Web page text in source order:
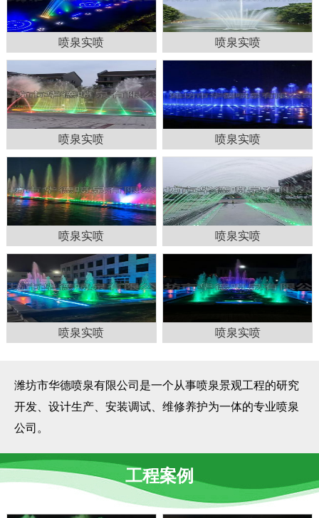
喷泉实喷 喷泉实喷
喷泉实喷 喷泉实喷
喷泉实喷 喷泉实喷
喷泉实喷 喷泉实喷
潍坊市华德喷泉有限公司是一个从事喷泉景观工程的研究
开发、设计生产、安装调试、维修养护为一体的专业喷泉
公司。
工程案例